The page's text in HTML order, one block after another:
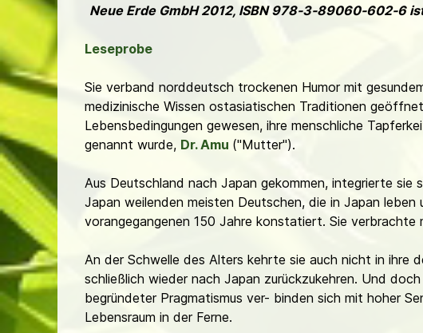
Neue Erde GmbH 2012, ISBN 978-3-89060-602-6
Leseprobe
Sie verband norddeutsch trockenen Humor mit
medizinische Wissen ostasiatischen Traditionen
Lebensbedingungen gewesen, ihre menschliche
genannt wurde, Dr. Amu ("Mutter").
Aus Deutschland nach Japan gekommen, integrierte sie
Japan weilenden meisten Deutschen, die in Japan
vorangegangenen 150 Jahre konstatiert. Sie verbrachte
An der Schwelle des Alters kehrte sie auch nicht in ihre
schließlich wieder nach Japan zurückzukehren. Und
begründeter Pragmatismus ver- binden sich mit hoher
Lebensraum in der Ferne.